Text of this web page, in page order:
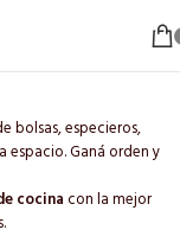
bolsas, especieros,
espacio. Ganá orden y
cocina con la mejor